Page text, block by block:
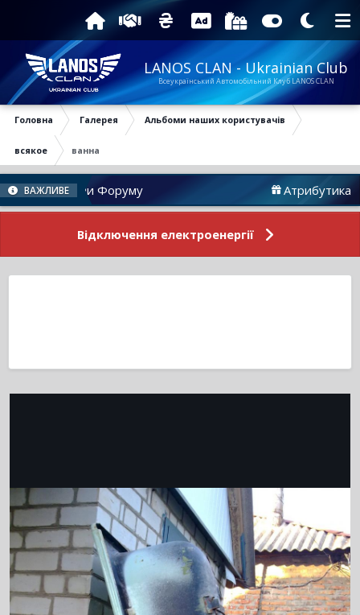
LANOS CLAN - Ukrainian Club
Всеукраїнський Автомобільний Клуб LANOS CLAN
Головна Галерея Альбоми наших користувачів
всякое ванна
ВАЖЛИВЕ
Новини Форуму Атрибутика
Відключення електроенергії